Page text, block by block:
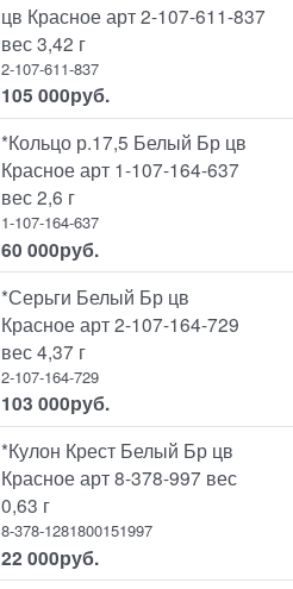
цв Красное арт 2-107-611-837
вес 3,42 г
2-107-611-837
105 000руб.
*Кольцо р.17,5 Белый Бр цв
Красное арт 1-107-164-637
вес 2,6 г
1-107-164-637
60 000руб.
*Серьги Белый Бр цв
Красное арт 2-107-164-729
вес 4,37 г
2-107-164-729
103 000руб.
*Кулон Крест Белый Бр цв
Красное арт 8-378-997 вес
0,63 г
8-378-1281800151997
22 000руб.